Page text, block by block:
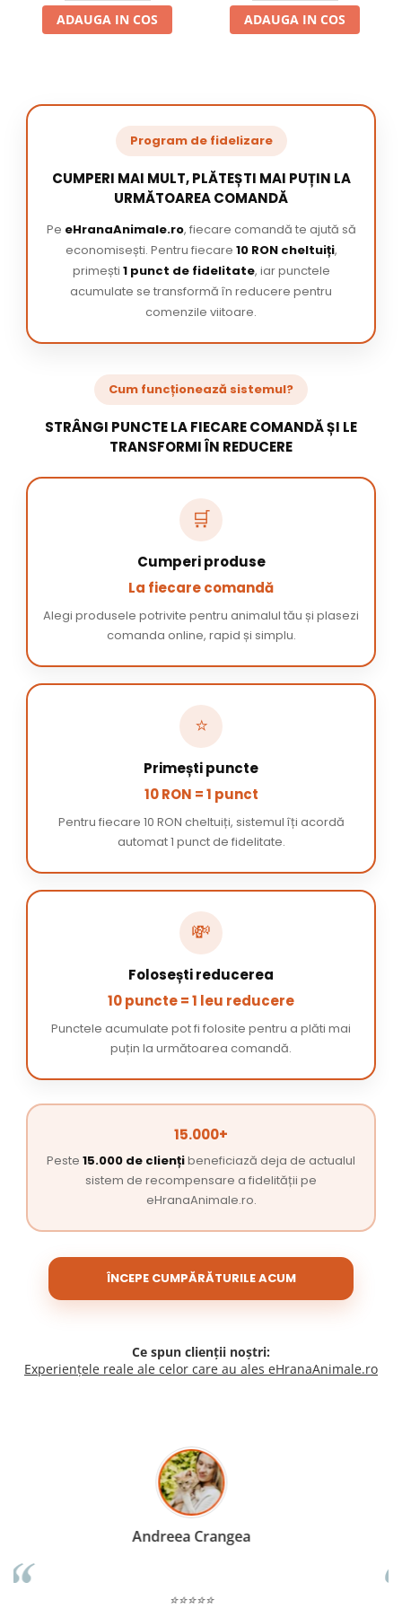
ADAUGA IN COS ADAUGA IN COS
Program de fidelizare
CUMPERI MAI MULT, PLĂTEȘTI MAI PUȚIN LA
URMĂTOAREA COMANDĂ
Pe eHranaAnimale.ro, fiecare comandă te ajută să
economisești. Pentru fiecare 10 RON cheltuiți,
primești 1 punct de fidelitate, iar punctele
acumulate se transformă în reducere pentru
comenzile viitoare.
Cum funcționează sistemul?
STRÂNGI PUNCTE LA FIECARE COMANDĂ ȘI LE
TRANSFORMI ÎN REDUCERE
🛒
Cumperi produse
La fiecare comandă
Alegi produsele potrivite pentru animalul tău și plasezi
comanda online, rapid și simplu.
⭐
Primești puncte
10 RON = 1 punct
Pentru fiecare 10 RON cheltuiți, sistemul îți acordă
automat 1 punct de fidelitate.
💸
Folosești reducerea
10 puncte = 1 leu reducere
Punctele acumulate pot fi folosite pentru a plăti mai
puțin la următoarea comandă.
15.000+
Peste 15.000 de cliențibeneficiază deja de actualul
sistem de recompensare a fidelității pe
eHranaAnimale.ro.
ÎNCEPE CUMPĂRĂTURILE ACUM
Ce spun clienții noștri:
Experiențele reale ale celor care au ales eHranaAnimale.ro
Madalina Stancea
⭐⭐⭐⭐⭐